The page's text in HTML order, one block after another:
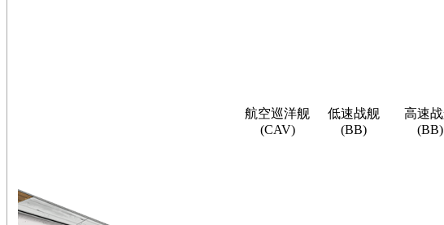
航空巡洋舰
(CAV)
低速战舰
(BB)
高速
(BB)